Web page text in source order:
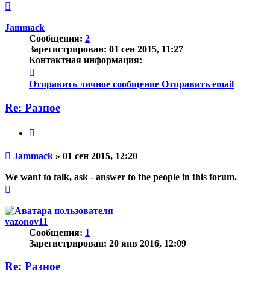
началу
Jammack
Сообщения: 2
Зарегистрирован: 01 сен 2015, 11:27
Контактная информация:
информация
пользователя
Отправить личное сообщение Отправить email
Re: Разное
Непрочитанное
Jammack » 01 сен 2015, 12:20
We want to talk, ask - answer to the people in this forum.
началу
vazonov11
Сообщения: 1
Зарегистрирован: 20 янв 2016, 12:09
Re: Разное